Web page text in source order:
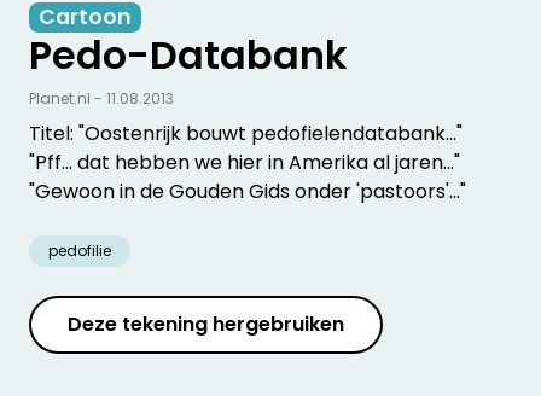
Cartoon
Pedo-Databank
Titel: "Oostenrijk bouwt pedofielendatabank..."
"Pff... dat hebben we hier in Amerika al jaren..."
"Gewoon in de Gouden Gids onder 'pastoors'..."
pedofilie
Planet.nl - 11.08.2013
Deze tekening hergebruiken